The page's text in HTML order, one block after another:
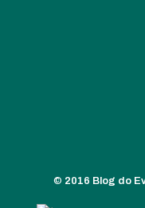
© 2016 Blog do